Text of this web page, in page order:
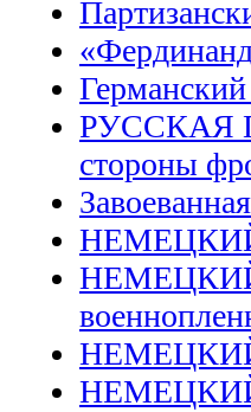
РУССКАЯ
стороны
НЕМЕЦКИЙ
НЕМЕЦКИЙ
НЕМЕЦКИЙ
НЕМЕЦКИЙ